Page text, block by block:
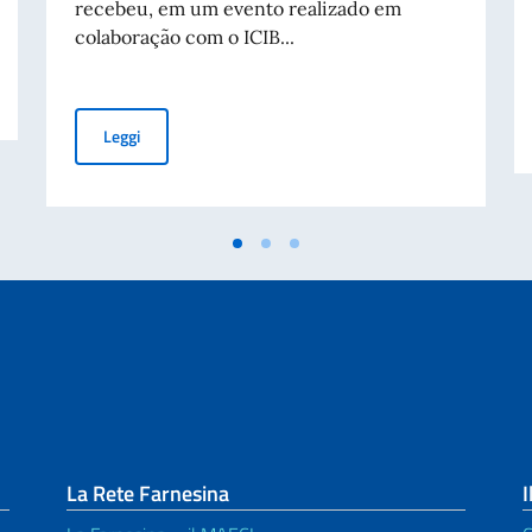
recebeu, em um evento realizado em
colaboração com o ICIB...
LeggiCerimônia de entrega dos livros "Pimpa viaja para a
La Rete Farnesina